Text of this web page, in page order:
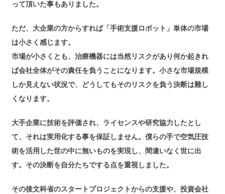
って頂いた事もありました。
ただ、大企業の方からすれば「手術支援ロボット」単体の市場
は小さく感じます。
市場が小さくとも、治療機器には当然リスクがあり何か起きれ
ば会社全体がその責任を負うことになります。小さな市場規模
しか見えない状況で、どうしてもそのリスクを負う決断は難し
くなります。
大手企業に技術を評価され、ライセンスや研究協力したとし
て、それは実用化する事を保証しません。僕らの手で空気圧技
術を活用した世の中に無いものを実現し、間違いなく世に出
す。その決断を自分たちでする点を重視しました。
その後文科省のスタートプロジェクトからの支援や、投資会社